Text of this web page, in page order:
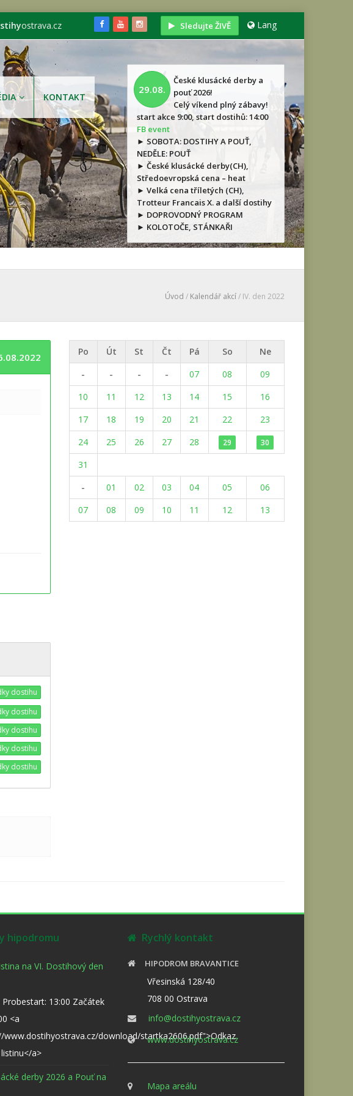
ostrava.cz Sledujte ŽIVĚ Lang
KONTAKT
29.08.
České klusácké derby a
pouť 2026!
Celý víkend plný zábavy!
start akce 9:00, start dostihů: 14:00
FB event
► SOBOTA: DOSTIHY A POUŤ,
NEDĚLE: POUŤ
► České klusácké derby(CH),
Středoevropská cena – heat
► Velká cena tříletých (CH),
Trotteur Francais X. a další dostihy
► DOPROVODNÝ PROGRAM
► KOLOTOČE, STÁNKAŘI
Úvod / Kalendář akcí/ IV. den 2022
dostihu
dostihu
dostihu
dostihu
dostihu
Po Út St Čt Pá So
Ne
-
- - - 07 08
09
10
11 12 13 14 15
16
17
18 19 20 21 22
23
24
25 26 27 28 29 30
31
-
01 02 03 04 05
06
07
08 09 10 11 12 13
hipodromu
na VI. Dostihový den
Probestart: 13:00 Začátek
<a
www.dostihyostrava.cz/download/startka2606.pdf">Odkaz
a>
derby 2026 a Pouť na
Rychlý kontakt
HIPODROM BRAVANTICE
Vřesinská 128/40
708 00 Ostrava
info@dostihyostrava.cz
www.dostihyostrava.cz
Mapa areálu